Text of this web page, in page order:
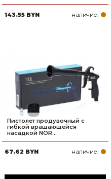
143.55 BYN наличие:
Пистолет продувочный с
гибкой вращающейся
насадкой NOR...
67.62 BYN наличие: